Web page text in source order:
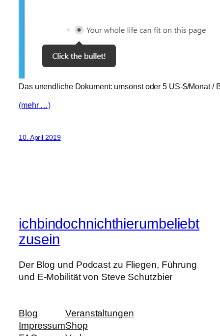
Das unendliche Dokument: umsonst oder 5 US-$/Monat /
(mehr …)
10. April 2019
ichbindochnichthierumbeliebt
zusein
Der Blog und Podcast zu Fliegen, Führung
und E-Mobilität von Steve Schutzbier
Blog
Impressum
Veranstaltungen
Shop